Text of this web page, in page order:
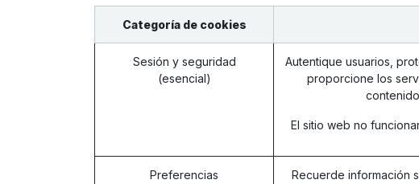
Categoría de cookies
Sesión y seguridad
(esencial)
Autentique usuarios,
proporcione los
El sitio web no
Preferencias
Recuerde información